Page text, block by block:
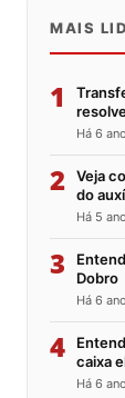
MAIS
1
Há 6
2
Veja
do
Há 5
3
Dobro
Há 6
4
caixa
Há 6